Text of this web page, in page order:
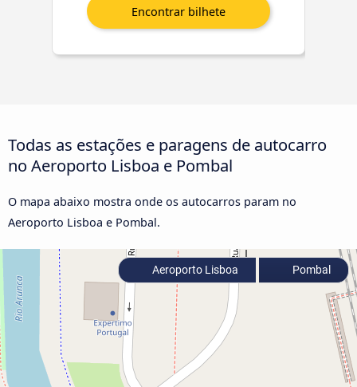
Todas as estações e paragens de autocarro
no Aeroporto Lisboa e Pombal
O mapa abaixo mostra onde os autocarros param no
Aeroporto Lisboa e Pombal.
Aeroporto Lisboa Pombal